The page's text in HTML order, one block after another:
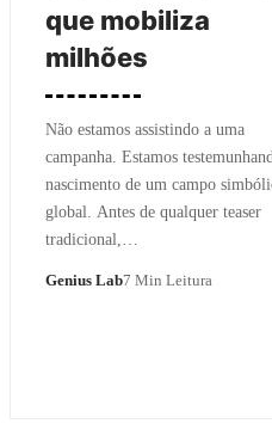
que mobiliza
milhões
Não estamos assistindo a uma
campanha. Estamos
nascimento de um campo
global. Antes de qualquer teaser
tradicional,…
Genius Lab7 Min Leitura